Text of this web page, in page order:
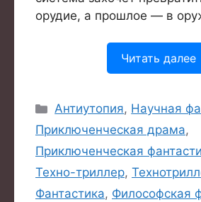
орудие, а прошлое — в
Читать далее
Рубрики
Антиутопия, Научная
Приключенческая драма,
Приключенческая
Техно-триллер,
Фантастика, Философская